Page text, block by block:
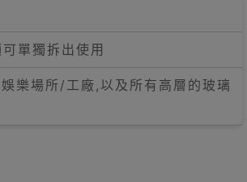
單獨拆出使用
樂場所/工廠,以及所有高層的玻璃